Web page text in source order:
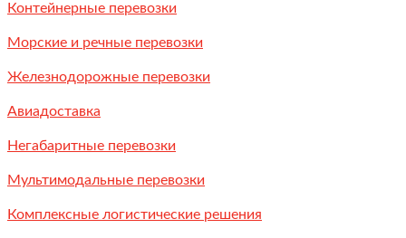
Контейнерные перевозки
Морские и речные перевозки
Железнодорожные перевозки
Авиадоставка
Негабаритные перевозки
Мультимодальные перевозки
Комплексные логистические решения